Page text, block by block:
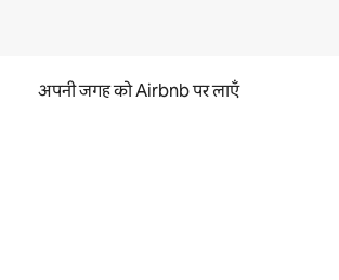
अपनी जगह को Airbnb पर लाएँ